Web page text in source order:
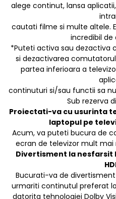
alege continut, lansa
cautati filme si multe altele.
incredibil de
*Puteti activa sau dezactiva
si dezactivarea
partea inferioara a
continuturi si/sau functii sa
Sub rezerva
Proiectati-va cu usurinta
laptopul pe
Acum, va puteti bucura de
ecran de televizor mult mai
Divertisment la nesfarsit
Bucurati-va de
urmariti continutul preferat
datorita tehnologiei Dolby